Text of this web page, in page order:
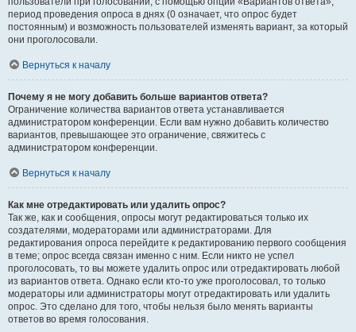
период проведения опроса в днях (0 означает, что опрос будет
постоянным) и возможность пользователей изменять вариант, за который
они проголосовали.
Вернуться к началу
Почему я не могу добавить больше вариантов ответа?
Ограничение количества вариантов ответа устанавливается
администратором конференции. Если вам нужно добавить количество
вариантов, превышающее это ограничение, свяжитесь с
администратором конференции.
Вернуться к началу
Как мне отредактировать или удалить опрос?
Так же, как и сообщения, опросы могут редактироваться только их
создателями, модераторами или администраторами. Для
редактирования опроса перейдите к редактированию первого сообщения
в теме; опрос всегда связан именно с ним. Если никто не успел
проголосовать, то вы можете удалить опрос или отредактировать любой
из вариантов ответа. Однако если кто-то уже проголосовал, то только
модераторы или администраторы могут отредактировать или удалить
опрос. Это сделано для того, чтобы нельзя было менять варианты
ответов во время голосования.